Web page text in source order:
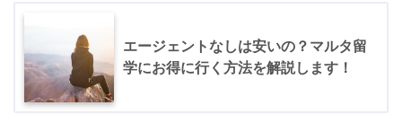
エージェントなしは安いの？マルタ留
学にお得に行く方法を解説します！